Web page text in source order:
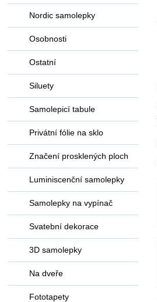
Nordic samolepky
Osobnosti
Ostatní
Siluety
Samolepicí tabule
Privátní fólie na sklo
Značení prosklených ploch
Luminiscenční samolepky
Samolepky na vypínač
Svatební dekorace
3D samolepky
Na dveře
Fototapety